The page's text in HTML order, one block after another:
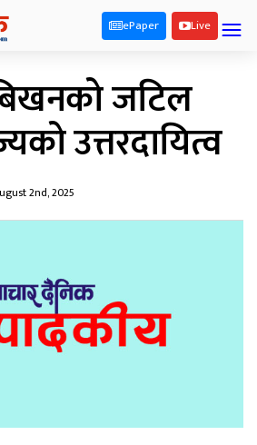
ePaper Live
जटिल
उत्तरदायित्व
2nd, 2025